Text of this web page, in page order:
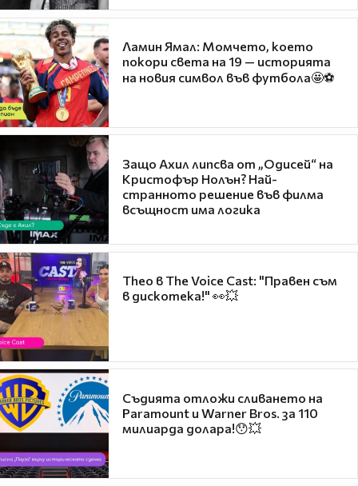
Ламин Ямал: Момчето, което
покори света на 19 — историята
на новия символ във футбола🤩⚽
Защо Ахил липсва от „Одисей“ на
Кристофър Нолън? Най-
странното решение във филма
всъщност има логика
Theo в The Voice Cast: "Правен съм
в дискотека!" 👀💥
Съдията отложи сливането на
Paramount и Warner Bros. за 110
милиарда долара!😯💥